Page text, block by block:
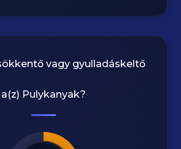
vagy gyulladáskeltő
a(z) Pulykanyak?